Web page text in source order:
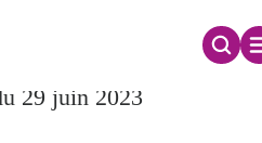
préparatoires à
29 juin 2023